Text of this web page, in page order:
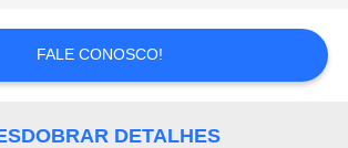
FALE CONOSCO!
DETALHES